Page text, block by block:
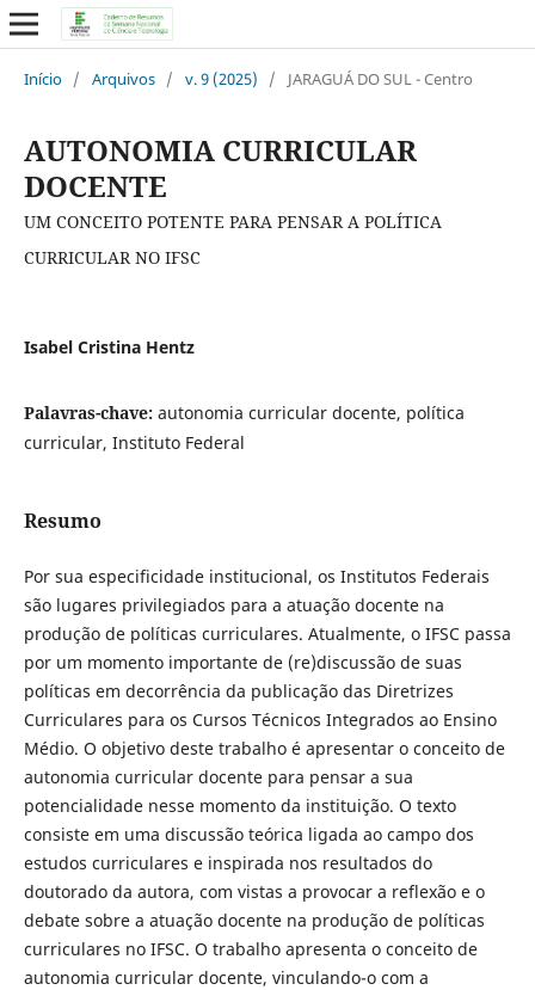
Início / Arquivos / v. 9 (2025) / JARAGUÁ DO SUL - Centro
AUTONOMIA CURRICULAR
DOCENTE
UM CONCEITO POTENTE PARA PENSAR A POLÍTICA
CURRICULAR NO IFSC
Isabel Cristina Hentz
Palavras-chave: autonomia curricular docente, política
curricular, Instituto Federal
Resumo
Por sua especificidade institucional, os Institutos Federais
são lugares privilegiados para a atuação docente na
produção de políticas curriculares. Atualmente, o IFSC passa
por um momento importante de (re)discussão de suas
políticas em decorrência da publicação das Diretrizes
Curriculares para os Cursos Técnicos Integrados ao Ensino
Médio. O objetivo deste trabalho é apresentar o conceito de
autonomia curricular docente para pensar a sua
potencialidade nesse momento da instituição. O texto
consiste em uma discussão teórica ligada ao campo dos
estudos curriculares e inspirada nos resultados do
doutorado da autora, com vistas a provocar a reflexão e o
debate sobre a atuação docente na produção de políticas
curriculares no IFSC. O trabalho apresenta o conceito de
autonomia curricular docente, vinculando-o com a